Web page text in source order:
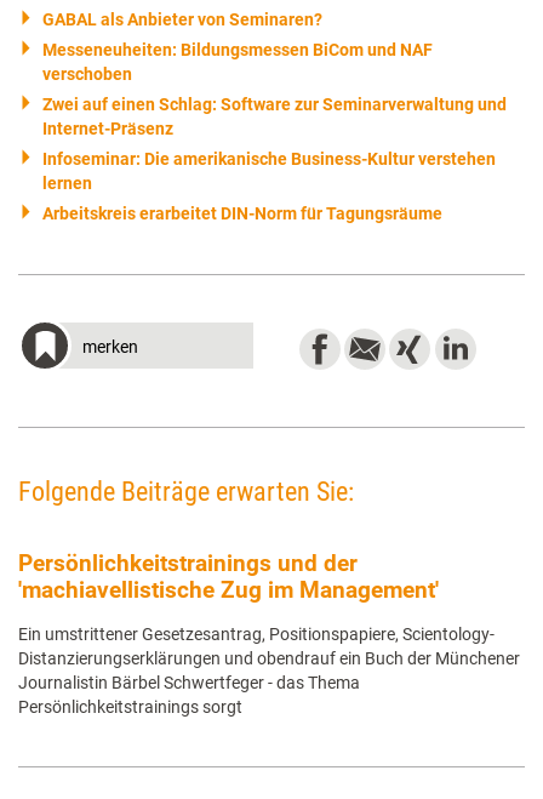
GABAL als Anbieter von Seminaren?
Messeneuheiten: Bildungsmessen BiCom und NAF
verschoben
Zwei auf einen Schlag: Software zur Seminarverwaltung und
Internet-Präsenz
Infoseminar: Die amerikanische Business-Kultur verstehen
lernen
Arbeitskreis erarbeitet DIN-Norm für Tagungsräume
merken
Folgende Beiträge erwarten Sie:
Persönlichkeitstrainings und der
'machiavellistische Zug im Management'
Ein umstrittener Gesetzesantrag, Positionspapiere, Scientology-
Distanzierungserklärungen und obendrauf ein Buch der Münchener
Journalistin Bärbel Schwertfeger - das Thema
Persönlichkeitstrainings sorgt